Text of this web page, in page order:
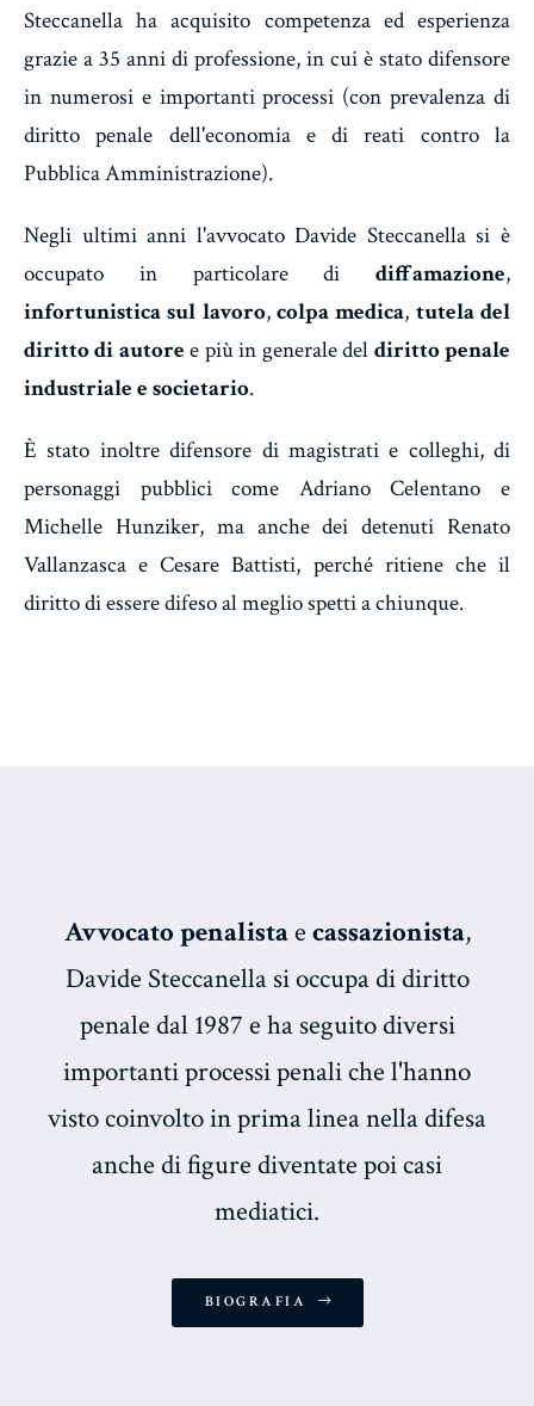
Steccanella ha acquisito competenza ed esperienza
grazie a 35 anni di professione, in cui è stato difensore
in numerosi e importanti processi (con prevalenza di
diritto penale dell'economia e di reati contro la
Pubblica Amministrazione).
Negli ultimi anni l'avvocato Davide Steccanella si è
occupato in particolare di diffamazione,
infortunistica sul lavoro,colpa medica, tutela del
diritto di autore e più in generale del diritto penale
industriale e societario.
È stato inoltre difensore di magistrati e colleghi, di
personaggi pubblici come Adriano Celentano e
Michelle Hunziker, ma anche dei detenuti Renato
Vallanzasca e Cesare Battisti, perché ritiene che il
diritto di essere difeso al meglio spetti a chiunque.
Avvocato penalistae cassazionista,
Davide Steccanella si occupa di diritto
penale dal 1987 e ha seguito diversi
importanti processi penali che l'hanno
visto coinvolto in prima linea nella difesa
anche di figure diventate poi casi
mediatici.
BIOGRAFIA